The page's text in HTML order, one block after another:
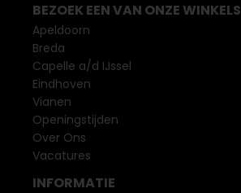
BEZOEK EEN VAN ONZE WINKELS
Apeldoorn
Breda
Capelle a/d IJssel
Eindhoven
Vianen
Openingstijden
Over Ons
Vacatures
INFORMATIE